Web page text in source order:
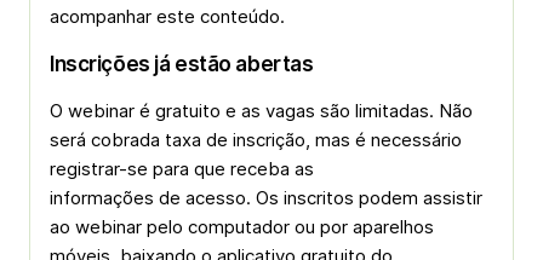
acompanhar este conteúdo.
Inscrições já estão abertas
O webinar é gratuito e as vagas são limitadas. Não
será cobrada taxa de inscrição, mas é necessário
registrar-se para que receba as
informações de acesso. Os inscritos podem assistir
ao webinar pelo computador ou por aparelhos